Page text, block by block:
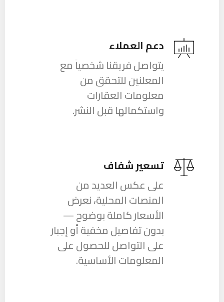
دعم العملاء
يتواصل فريقنا شخصياً مع
المعلنين للتحقق من
معلومات العقارات
واستكمالها قبل النشر.
تسعير شفاف
على عكس العديد من
المنصات المحلية، نعرض
الأسعار كاملة بوضوح —
بدون تفاصيل مخفية أو إجبار
على التواصل للحصول على
المعلومات الأساسية.